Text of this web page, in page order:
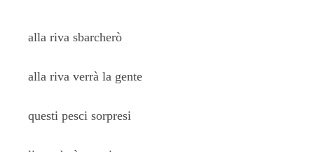
alla riva sbarcherò
alla riva verrà la gente
questi pesci sorpresi